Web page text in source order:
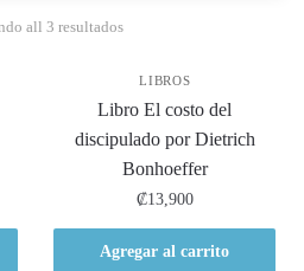
all 3 resultados
LIBROS
Libro El costo del
discipulado por Dietrich
Bonhoeffer
₡13,900
Agregar al carrito